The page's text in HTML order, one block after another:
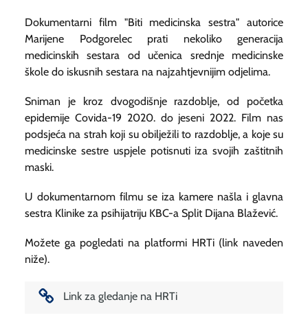
Dokumentarni film "Biti medicinska sestra" autorice
Marijene Podgorelec prati nekoliko generacija
medicinskih sestara od učenica srednje medicinske
škole do iskusnih sestara na najzahtjevnijim odjelima.
Sniman je kroz dvogodišnje razdoblje, od početka
epidemije Covida-19 2020. do jeseni 2022. Film nas
podsjeća na strah koji su obilježili to razdoblje, a koje su
medicinske sestre uspjele potisnuti iza svojih zaštitnih
maski.
U dokumentarnom filmu se iza kamere našla i glavna
sestra Klinike za psihijatriju KBC-a Split Dijana Blažević.
Možete ga pogledati na platformi HRTi (link naveden
niže).
Link za gledanje na HRTi